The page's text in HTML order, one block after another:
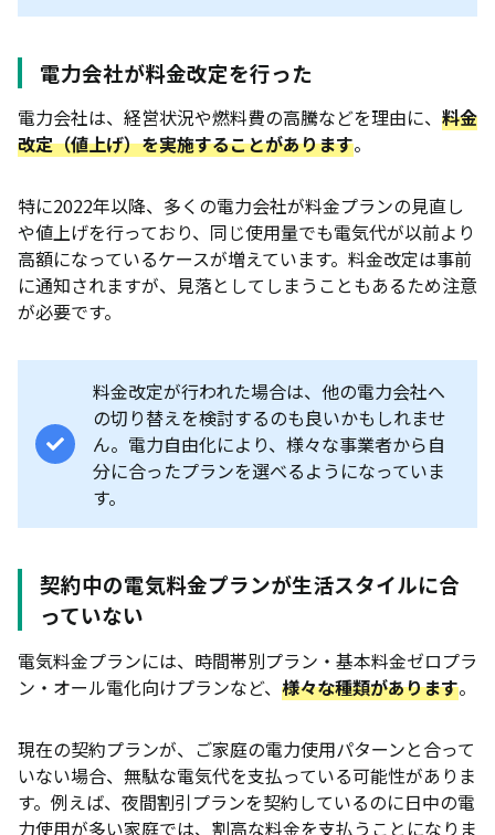
電力会社が料金改定を行った
電力会社は、経営状況や燃料費の高騰などを理由に、 料金
改定（値上げ）を実施することがあります。
特に2022年以降、多くの電力会社が料金プランの見直し
や値上げを行っており、同じ使用量でも電気代が以前より
高額になっているケースが増えています。料金改定は事前
に通知されますが、見落としてしまうこともあるため注意
が必要です。
料金改定が行われた場合は、他の電力会社へ
の切り替えを検討するのも良いかもしれませ
ん。電力自由化により、様々な事業者から自
分に合ったプランを選べるようになっていま
す。
契約中の電気料金プランが生活スタイルに合
っていない
電気料金プランには、時間帯別プラン・基本料金ゼロプラ
ン・オール電化向けプランなど、 様々な種類があります。
現在の契約プランが、ご家庭の電力使用パターンと合って
いない場合、無駄な電気代を支払っている可能性がありま
す。例えば、夜間割引プランを契約しているのに日中の電
力使用が多い家庭では、割高な料金を支払うことになりま